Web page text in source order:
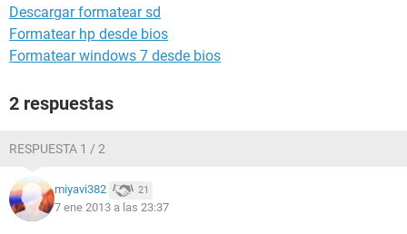
Descargar formatear sd
Formatear hp desde bios
Formatear windows 7 desde bios
2 respuestas
RESPUESTA 1 / 2
miyavi382 21
7 ene 2013 a las 23:37